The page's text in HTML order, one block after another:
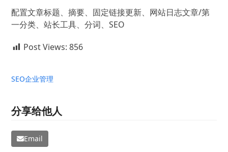
配置文章标题、摘要、固定链接更新、网站日志文章/第
一分类、站长工具、分词、SEO
Post Views: 856
SEO企业管理
分享给他人
Email